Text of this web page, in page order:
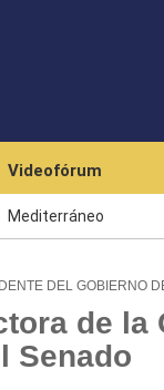
Videofórum
Mediterráneo
DEL GOBIERNO
de la
Senado